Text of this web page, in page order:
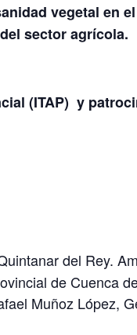
vegetal en
sector agrícola.
(ITAP) y
del Rey.
de Cuenca
Muñoz López,